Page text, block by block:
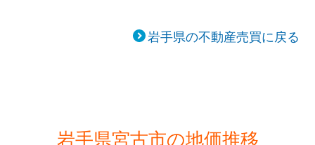
岩手県の不動産売買に戻る
岩手県宮古市の地価推移